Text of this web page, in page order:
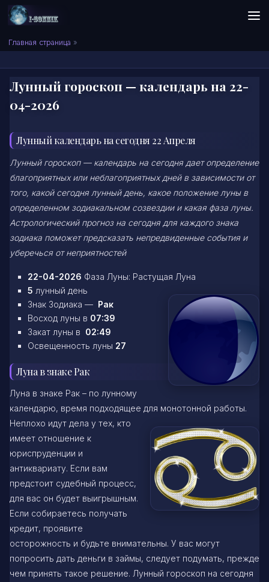
Skip to content
Сонник I-SONNIK.COM
Главная страница »
Лунный гороскоп — календарь на 22-
04-2026
Лунный календарь на сегодня 22 Апреля
Лунный гороскоп — календарь на сегодня дает определение
благоприятных или неблагоприятных дней в зависимости от
того, какой сегодня лунный день, какое положение луны в
определенном зодиакальном созвездии и какая фаза луны.
Астрологический прогноз на сегодня для каждого знака
зодиака поможет предсказать непредвиденные события и
уберечься от неприятностей
22-04-2026 Фаза Луны: Растущая Луна
5 лунный день
Знак Зодиака — Рак
Восход луны в 07:39
Закат луны в 02:49
Освещенность луны 27
Луна в знаке Рак
Луна в знаке Рак – по лунному
календарю, время подходящее для монотонной работы.
Неплохо идут дела у тех, кто
имеет отношение к
юриспруденции и
антиквариату. Если вам
предстоит судебный процесс,
для вас он будет выигрышным.
Если собираетесь получать
кредит, проявите
осторожность и будьте внимательны. У вас могут
попросить дать деньги в займы, следует подумать, прежде
чем принять такое решение. Лунный гороскоп на сегодня